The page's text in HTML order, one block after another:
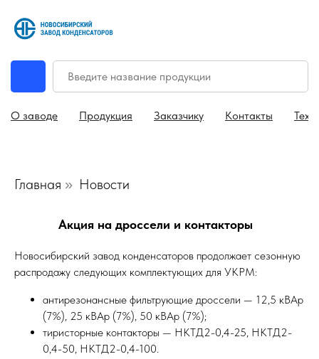
О заводе Продукция Заказчику Контакты
Главная » Новости
Акция на дроссели и контакторы
Новосибирский завод конденсаторов продолжает сезонную
распродажу следующих комплектующих для УКРМ:
антирезонансные фильтрующие дроссели — 12,5 кВАр
(7%), 25 кВАр (7%), 50 кВАр (7%);
тиристорные контакторы — НКТД2-0,4-25, НКТД2-
0,4-50, НКТД2-0,4-100.